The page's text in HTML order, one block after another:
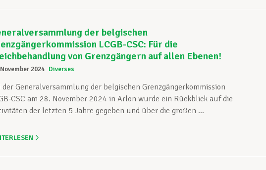
der belgischen
LCGB-CSC: Für die
von Grenzgängern auf allen Ebenen!
2024 Diverses
der Generalversammlung der belgischen Grenzgängerkommission
CSC am 28. November 2024 in Arlon wurde ein Rückblick auf die
der letzten 5 Jahre gegeben und über die großen ...